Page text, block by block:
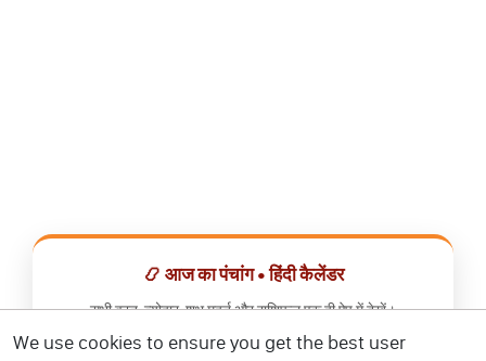
📿 आज का पंचांग • हिंदी कैलेंडर
सभी व्रत, त्योहार, शुभ मुहूर्त और राशिफल एक ही ऐप में देखें।
We use cookies to ensure you get the best user